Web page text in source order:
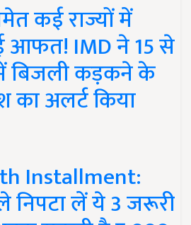
कई राज्यों में
आफत! IMD ने 15 से
बिजली कड़कने के
का अलर्ट किया
Installment:
लें ये 3 जरूरी